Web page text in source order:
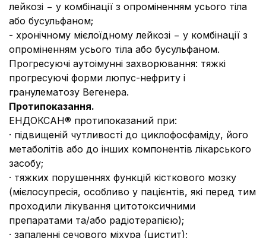
лейкозі − у комбінації з опроміненням усього тіла
або бусульфаном;
- хронічному мієлоїдному лейкозі − у комбінації з
опроміненням усього тіла або бусульфаном.
Прогресуючі аутоімунні захворювання: тяжкі
прогресуючі форми люпус-нефриту і
гранулематозу Вегенера.
Протипоказання.
ЕНДОКСАН® протипоказаний при:
· підвищеній чутливості до циклофосфаміду, його
метаболітів або до інших компонентів лікарського
засобу;
· тяжких порушеннях функцій кісткового мозку
(мієлосупресія, особливо у пацієнтів, які перед тим
проходили лікування цитотоксичними
препаратами та/або радіотерапією);
· запаленні сечового міхура (цистит);